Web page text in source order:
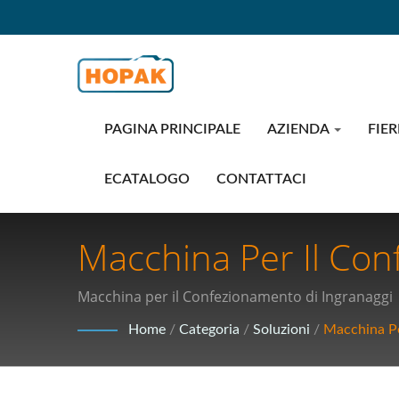
PAGINA PRINCIPALE AZIENDA
ECATALOGO CONTATTACI
Macchina Per Il
Confezionamento
E
Macchina per il Confezionamento di
Home / Categoria / Soluzioni / Macchina